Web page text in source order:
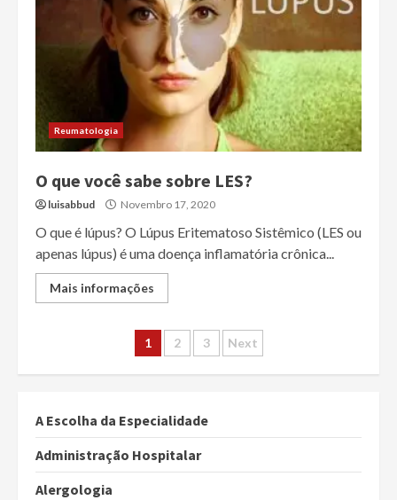
Reumatologia
O que você sabe sobre LES?
luisabbud Novembro 17, 2020
O que é lúpus? O Lúpus Eritematoso Sistêmico (LES ou
apenas lúpus) é uma doença inflamatória crônica...
Mais informações
Paginação
dos
conteúdos
1 2 3 Next
A Escolha da Especialidade
Administração Hospitalar
Alergologia